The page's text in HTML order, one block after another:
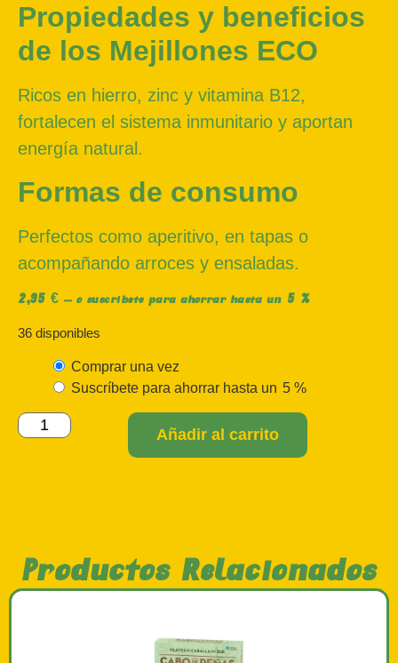
36 disponibles
Comprar una vez
Suscríbete para ahorrar hasta un 5 %
Añadir al carrito
Propiedades y beneficios
de los Mejillones ECO
Ricos en hierro, zinc y vitamina B12,
fortalecen el sistema inmunitario y aportan
energía natural.
Formas de consumo
Perfectos como aperitivo, en tapas o
acompañando arroces y ensaladas.
2,95 € — o suscríbete para ahorrar hasta un 5 %
Productos Relacionados